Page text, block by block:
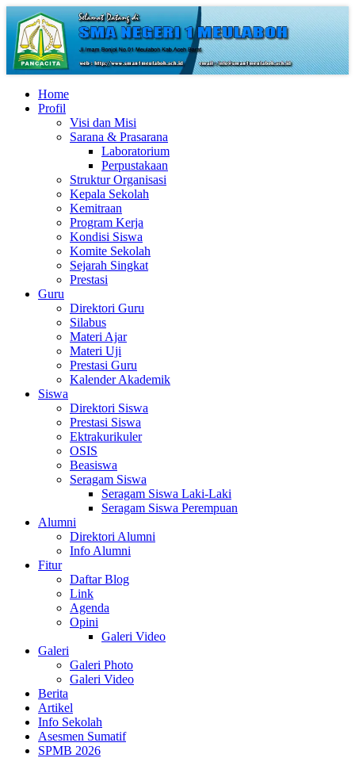
Home
Profil
Visi dan Misi
Sarana & Prasarana
Laboratorium
Perpustakaan
Struktur Organisasi
Kepala Sekolah
Kemitraan
Program Kerja
Kondisi Siswa
Komite Sekolah
Sejarah Singkat
Prestasi
Guru
Direktori Guru
Silabus
Materi Ajar
Materi Uji
Prestasi Guru
Kalender Akademik
Siswa
Direktori Siswa
Prestasi Siswa
Ektrakurikuler
OSIS
Beasiswa
Seragam Siswa
Seragam Siswa Laki-Laki
Seragam Siswa Perempuan
Alumni
Direktori Alumni
Info Alumni
Fitur
Daftar Blog
Link
Agenda
Opini
Galeri Video
Galeri
Galeri Photo
Galeri Video
Berita
Artikel
Info Sekolah
Asesmen Sumatif
SPMB 2026